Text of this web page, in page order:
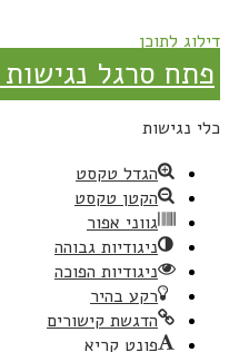
דילוג לתוכן
פתח סרגל נגישות
כלי נגישות
הגדל טקסט
הקטן טקסט
גווני אפור
ניגודיות גבוהה
ניגודיות הפוכה
רקע בהיר
הדגשת קישורים
פונט קריא